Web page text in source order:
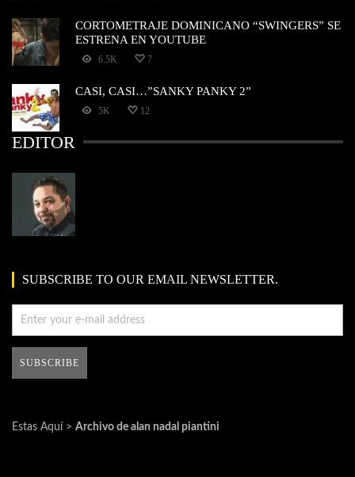
CORTOMETRAJE DOMINICANO “SWINGERS” SE
ESTRENA EN YOUTUBE
6.5K 7
CASI, CASI…”SANKY PANKY 2”
5K 12
EDITOR
SUBSCRIBE TO OUR EMAIL NEWSLETTER.
Estas Aquí > Archivo de alan nadal piantini